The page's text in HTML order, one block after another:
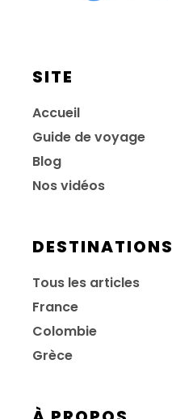
SITE
Accueil
Guide de voyage
Blog
Nos vidéos
DESTINATIONS
Tous les articles
France
Colombie
Grèce